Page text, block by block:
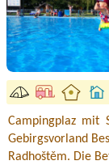
Campingplaz mit
Gebirgsvorland
Radhoštěm. Die